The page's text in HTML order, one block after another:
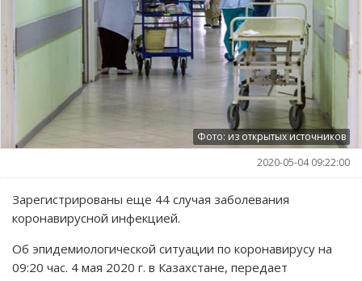
Фото: из открытых источников
2020-05-04 09:22:00
Зарегистрированы еще 44 случая заболевания
коронавирусной инфекцией.
Об эпидемиологической ситуации по коронавирусу на
09:20 час. 4 мая 2020 г. в Казахстане, передает